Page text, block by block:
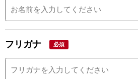
フリガナ 必須